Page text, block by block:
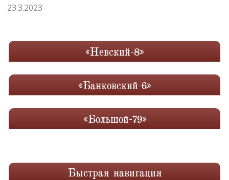
«Невский-8»
«Банковский-6»
«Большой-79»
23.3.2023
Быстрая навигация